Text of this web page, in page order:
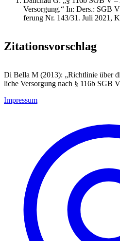
Versorgung.“ In: Ders.: SGB
ferung Nr. 143/31. Juli 2021,
Zitationsvorschlag
Di Bella M (2013): „Richt­linie über
liche Versorgung nach § 116b SGB
Impressum